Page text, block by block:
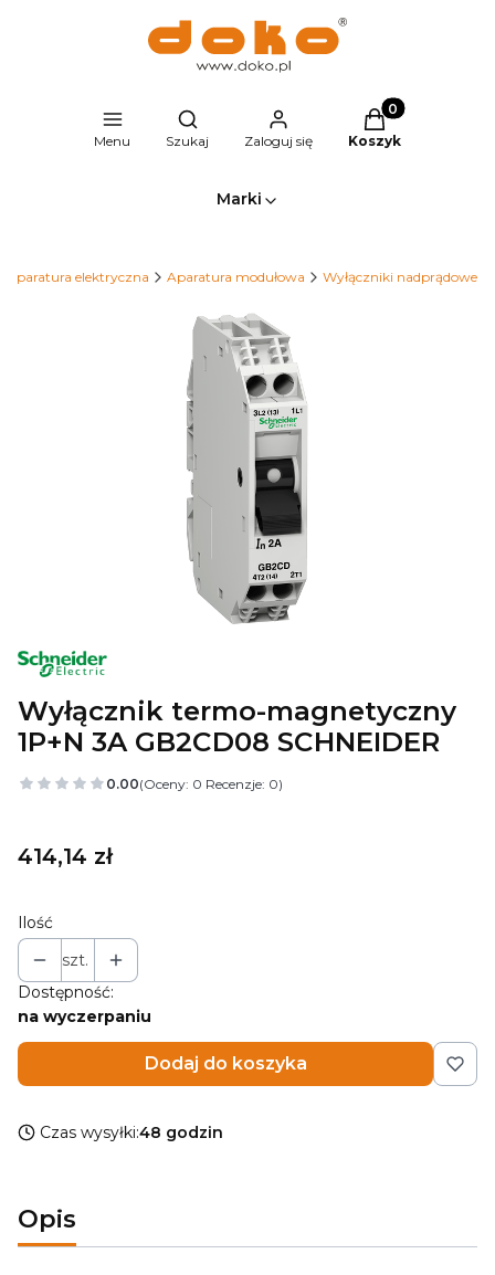
Menu
Otwórz wyszukiwarkę
Szukaj Zaloguj się
Produkty w
Koszyk
Marki
Aparatura elektryczna Aparatura modułowa Wyłączniki nadprądowe
Wyłącznik termo-magnetyczny
1P+N 3A GB2CD08 SCHNEIDER
0.00(Oceny: 0 Recenzje: 0)
Cena
414,14 zł
Ilość
szt.
Dostępność:
na wyczerpaniu
Dodaj do koszyka
Czas wysyłki:48 godzin
Opis